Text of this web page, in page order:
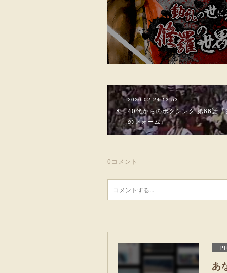
2020.02.24 13:53
40代からのボクシング 第66話
のフォーム』
0 コメント
あ